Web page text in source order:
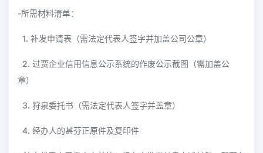
-所需材料清单：
1. 补发申请表（需法定代表人签字并加盖公司公章）
2. 过贾企业信用信息公示系统的作废公示截图（需加盖公
章）
3. 狩泉委托书（需法定代表人签字并盖章）
4. 经办人的甚芬正原件及复印件